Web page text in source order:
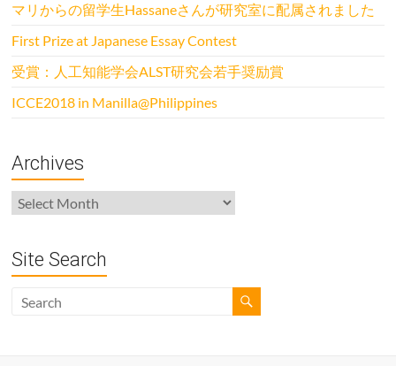
マリからの留学生Hassaneさんが研究室に配属されました
First Prize at Japanese Essay Contest
受賞：人工知能学会ALST研究会若手奨励賞
ICCE2018 in Manilla@Philippines
Archives
Archives
Site Search